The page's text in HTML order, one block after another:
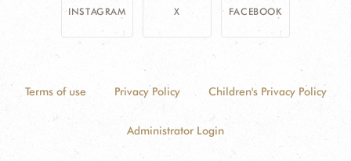
INSTAGRAM X FACEBOOK
Terms of use Privacy Policy Children's Privacy Policy
Administrator Login